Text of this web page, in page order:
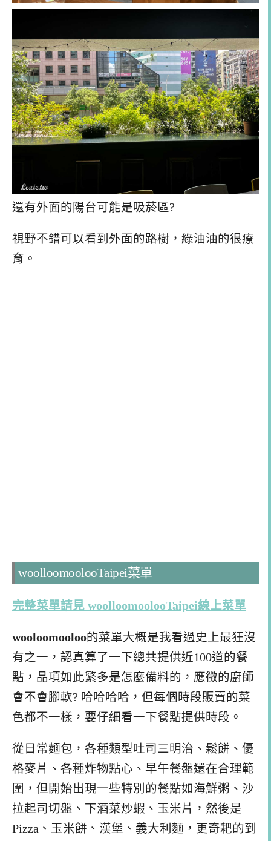
還有外面的陽台可能是吸菸區?
視野不錯可以看到外面的路樹，綠油油的很療
育。
woolloomoolooTaipei菜單
完整菜單請見 woolloomoolooTaipei線上菜單
wooloomooloo的菜單大概是我看過史上最狂沒
有之一，認真算了一下總共提供近100道的餐
點，品項如此繁多是怎麼備料的，應徵的廚師
會不會腳軟? 哈哈哈哈，但每個時段販賣的菜
色都不一樣，要仔細看一下餐點提供時段。
從日常麵包，各種類型吐司三明治、鬆餅、優
格麥片、各種炸物點心、早午餐盤還在合理範
圍，但開始出現一些特別的餐點如海鮮粥、沙
拉起司切盤、下酒菜炒蝦、玉米片，然後是
Pizza、玉米餅、漢堡、義大利麵，更奇耙的到